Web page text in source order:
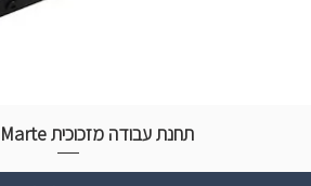
תחנת עבודה מזכוכית Monte Marte